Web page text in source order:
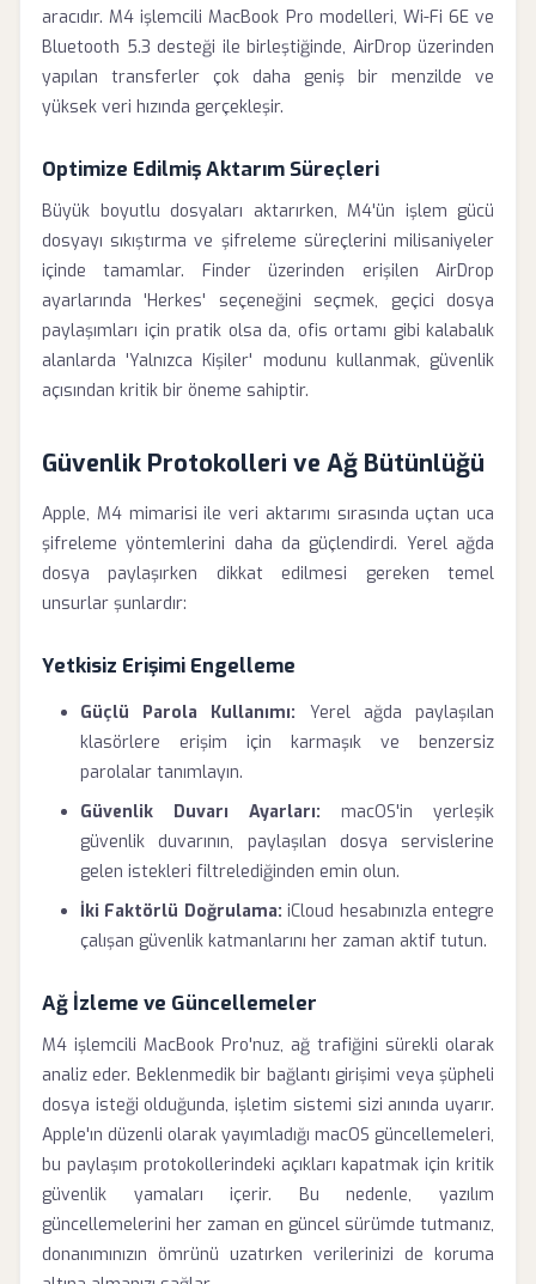
aracıdır. M4 işlemcili MacBook Pro modelleri, Wi-Fi 6E ve
Bluetooth 5.3 desteği ile birleştiğinde, AirDrop üzerinden
yapılan transferler çok daha geniş bir menzilde ve
yüksek veri hızında gerçekleşir.
Optimize Edilmiş Aktarım Süreçleri
Büyük boyutlu dosyaları aktarırken, M4'ün işlem gücü
dosyayı sıkıştırma ve şifreleme süreçlerini milisaniyeler
içinde tamamlar. Finder üzerinden erişilen AirDrop
ayarlarında 'Herkes' seçeneğini seçmek, geçici dosya
paylaşımları için pratik olsa da, ofis ortamı gibi kalabalık
alanlarda 'Yalnızca Kişiler' modunu kullanmak, güvenlik
açısından kritik bir öneme sahiptir.
Güvenlik Protokolleri ve Ağ Bütünlüğü
Apple, M4 mimarisi ile veri aktarımı sırasında uçtan uca
şifreleme yöntemlerini daha da güçlendirdi. Yerel ağda
dosya paylaşırken dikkat edilmesi gereken temel
unsurlar şunlardır:
Yetkisiz Erişimi Engelleme
Güçlü Parola Kullanımı: Yerel ağda paylaşılan
klasörlere erişim için karmaşık ve benzersiz
parolalar tanımlayın.
Güvenlik Duvarı Ayarları: macOS'in yerleşik
güvenlik duvarının, paylaşılan dosya servislerine
gelen istekleri filtrelediğinden emin olun.
İki Faktörlü Doğrulama: iCloud hesabınızla entegre
çalışan güvenlik katmanlarını her zaman aktif tutun.
Ağ İzleme ve Güncellemeler
M4 işlemcili MacBook Pro'nuz, ağ trafiğini sürekli olarak
analiz eder. Beklenmedik bir bağlantı girişimi veya şüpheli
dosya isteği olduğunda, işletim sistemi sizi anında uyarır.
Apple'ın düzenli olarak yayımladığı macOS güncellemeleri,
bu paylaşım protokollerindeki açıkları kapatmak için kritik
güvenlik yamaları içerir. Bu nedenle, yazılım
güncellemelerini her zaman en güncel sürümde tutmanız,
donanımınızın ömrünü uzatırken verilerinizi de koruma